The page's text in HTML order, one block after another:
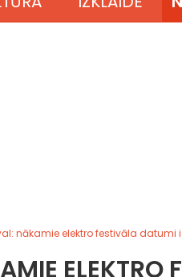
nākamie elektro festivāla datumi
ELEKTRO